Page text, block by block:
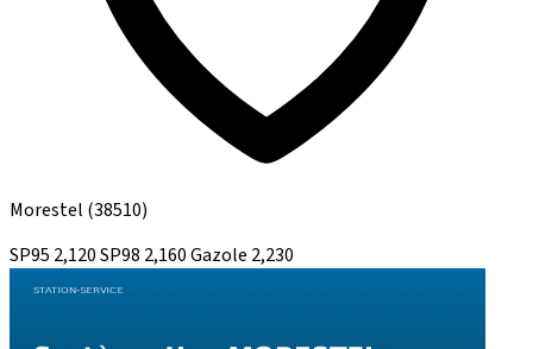
Morestel (38510)
SP95 2,120SP98 2,160Gazole 2,230